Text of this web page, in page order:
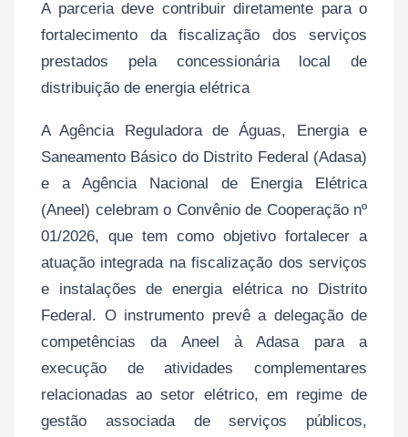
A parceria deve contribuir diretamente para o
fortalecimento da fiscalização dos serviços
prestados pela concessionária local de
distribuição de energia elétrica
A Agência Reguladora de Águas, Energia e
Saneamento Básico do Distrito Federal (Adasa)
e a Agência Nacional de Energia Elétrica
(Aneel) celebram o Convênio de Cooperação nº
01/2026, que tem como objetivo fortalecer a
atuação integrada na fiscalização dos serviços
e instalações de energia elétrica no Distrito
Federal. O instrumento prevê a delegação de
competências da Aneel à Adasa para a
execução de atividades complementares
relacionadas ao setor elétrico, em regime de
gestão associada de serviços públicos,